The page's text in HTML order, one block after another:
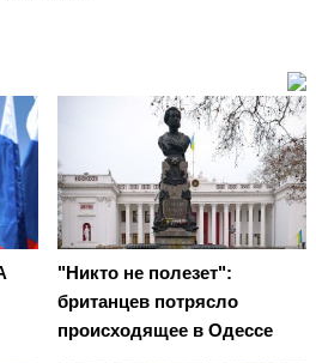
"Никто не полезет":
британцев потрясло
происходящее в Одессе